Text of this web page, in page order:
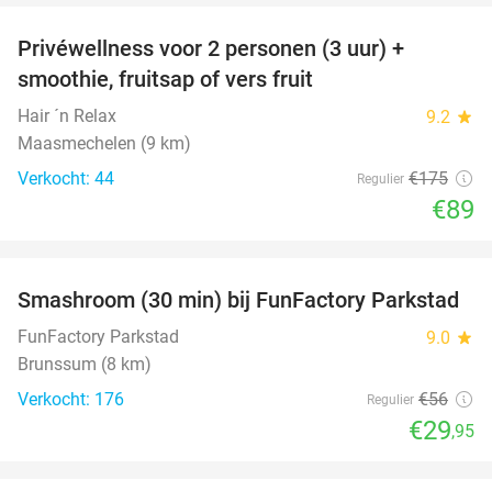
Privéwellness voor 2 personen (3 uur) +
smoothie, fruitsap of vers fruit
Hair ´n Relax 9.2 star
Maasmechelen (9 km)
Verkocht: 44
Regulier €175
€89
47%
Smashroom (30 min) bij FunFactory Parkstad
FunFactory Parkstad 9.0 star
Brunssum (8 km)
Verkocht: 176
Regulier €56
€29,95